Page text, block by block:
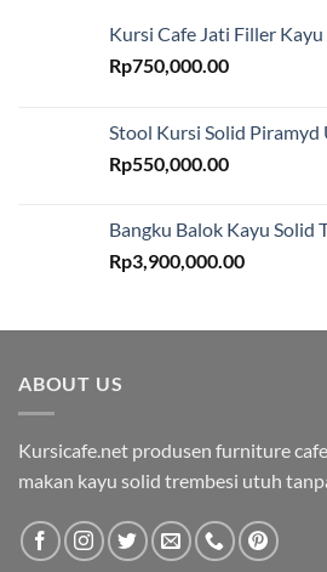
Kursi Cafe Jati Filler
Rp750,000.00
Stool Kursi Solid Piramyd
Rp550,000.00
Bangku Balok Kayu Solid
Rp3,900,000.00
ABOUT US
Kursicafe.net produsen furniture
makan kayu solid trembesi utuh